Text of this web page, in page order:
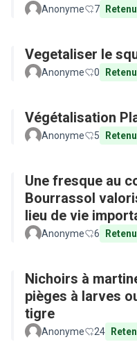
Anonyme 7
Vegetaliser le
Anonyme 0
Végétalisation
Anonyme 5
Une fresque au
Bourrassol
lieu de vie
Anonyme 6
Nichoirs à
pièges à larves
tigre
Anonyme 24